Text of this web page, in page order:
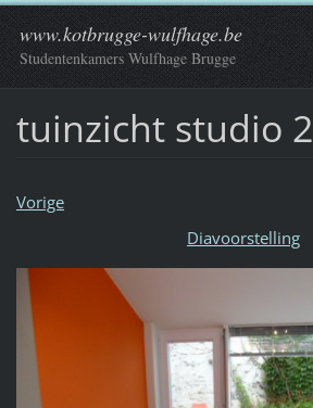
www.kotbrugge-wulfhage.be
Studentenkamers Wulfhage Brugge
tuinzicht studio 2
Vorige
Diavoorstelling